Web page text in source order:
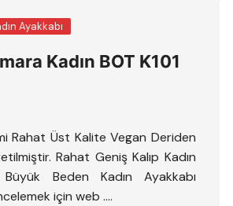
Ayakkabı
Kadın BOT K101
Rahat Üst Kalite Vegan Deriden
Rahat Geniş Kalıp Kadın
Beden Kadın Ayakkabı
için web ….